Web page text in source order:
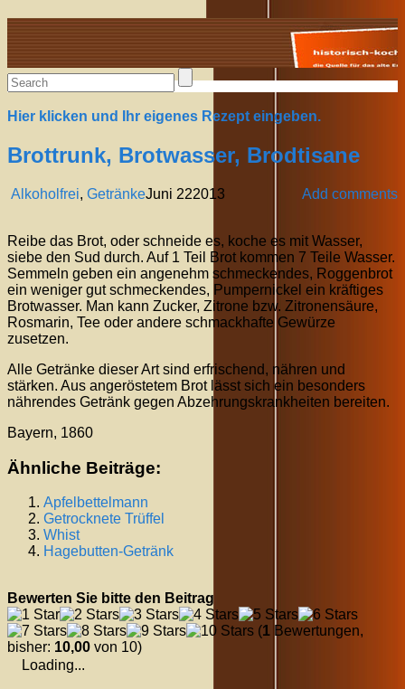
Alte Rezepte online
Hier klicken und Ihr eigenes Rezept eingeben.
Brottrunk, Brotwasser, Brodtisane
Alkoholfrei, Getränke Add comments
Juni 222013
Reibe das Brot, oder schneide es, koche es mit Wasser,
siebe den Sud durch. Auf 1 Teil Brot kommen 7 Teile Wasser.
Semmeln geben ein angenehm schmeckendes, Roggenbrot
ein weniger gut schmeckendes, Pumpernickel ein kräftiges
Brotwasser. Man kann Zucker, Zitrone bzw. Zitronensäure,
Rosmarin, Tee oder andere schmackhafte Gewürze
zusetzen.
Alle Getränke dieser Art sind erfrischend, nähren und
stärken. Aus angeröstetem Brot lässt sich ein besonders
nährendes Getränk gegen Abzehrungskrankheiten bereiten.
Bayern, 1860
Ähnliche Beiträge:
Apfelbettelmann
Getrocknete Trüffel
Whist
Hagebutten-Getränk
Bewerten Sie bitte den Beitrag
(1 Bewertungen,
bisher: 10,00 von 10)
Loading...